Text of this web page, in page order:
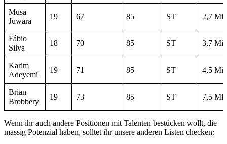
Musa
Juwara
19 67 85 ST 2,7
Fábio
Silva
18 70 85 ST 3,7
Karim
Adeyemi
19 71 85 ST 4,5
Brian
Brobbery
19 73 85 ST 7,5
Wenn ihr auch andere Positionen mit Talenten bestücken wollt, die
massig Potenzial haben, solltet ihr unsere anderen Listen checken: